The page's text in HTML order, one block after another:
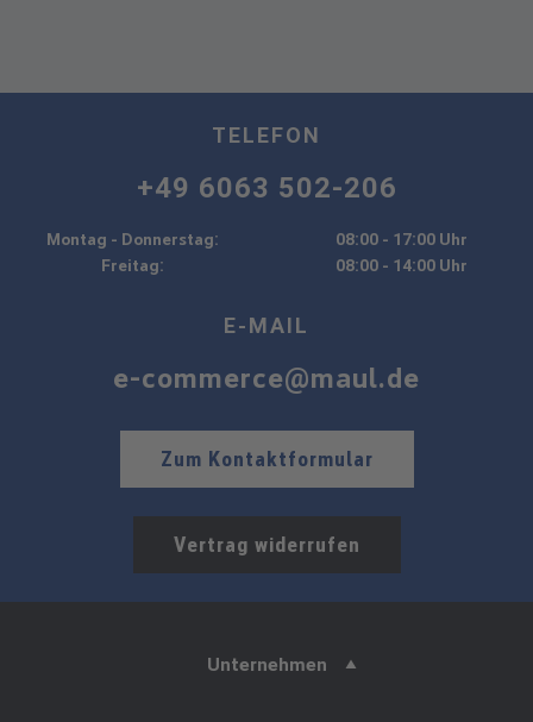
TELEFON
+49 6063 502-206
Montag - Donnerstag:
08:00 - 17:00 Uhr
Freitag:
08:00 - 14:00 Uhr
E-MAIL
e-commerce@maul.de
Zum Kontaktformular
Vertrag widerrufen
Unternehmen